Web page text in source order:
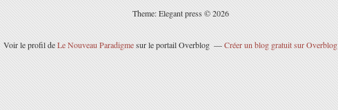
Theme: Elegant press © 2026
Voir le profil deLe Nouveau Paradigmesur le portail Overblog Créer un blog gratuit sur Overblog